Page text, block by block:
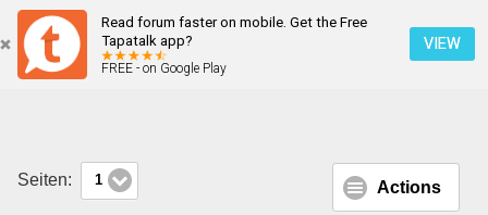
Read forum faster on mobile. Get the Free
Tapatalk app?
FREE - on Google Play
VIEW
Im Netz gefunden...
Seiten: 1 Actions